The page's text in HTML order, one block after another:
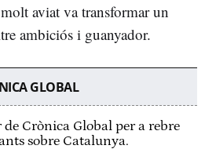
aviat va transformar un
ambiciós i guanyador.
GLOBAL
Crònica Global per a rebre
sobre Catalunya.